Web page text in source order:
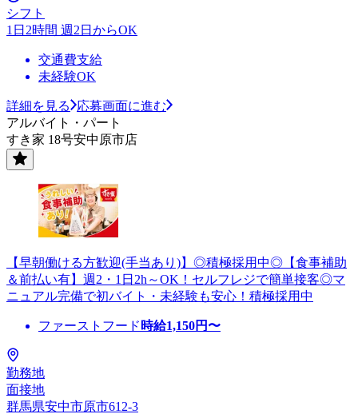
シフト
1日2時間 週2日からOK
交通費支給
未経験OK
詳細を見る
応募画面に進む
アルバイト・パート
すき家 18号安中原市店
【早朝働ける方歓迎(手当あり)】◎積極採用中◎【食事補助
＆前払い有】週2・1日2h～OK！セルフレジで簡単接客◎マ
ニュアル完備で初バイト・未経験も安心！積極採用中
ファーストフード 時給1,150円〜
勤務地
面接地
群馬県安中市原市612-3